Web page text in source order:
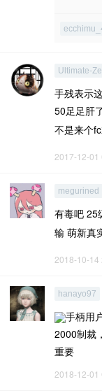
Ultimate-
手残表示
50足足肝
不是来个
2017-12-01
megurined
有毒吧 25
输 萌新真
2018-10-14
hanayo97
手柄用
2000制裁
重要
2018-12-01